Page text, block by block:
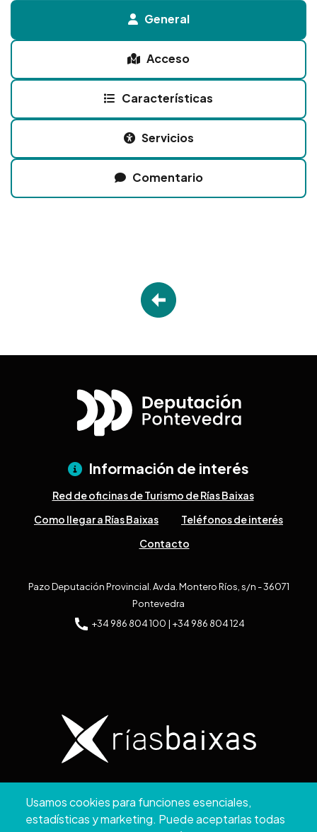
General
Acceso
Características
Servicios
Comentario
Usamos cookies para funciones esenciales,
estadísticas y marketing. Puede aceptarlas todas
Información de interés
Red de oficinas de Turismo de Rías Baixas
Como llegar a Rías Baixas
Teléfonos de interés
Contacto
Pazo Deputación Provincial. Avda. Montero Ríos, s/n - 36071
Pontevedra
+34 986 804 100 | +34 986 804 124
Copyright © 2026. Diputación de Pontevedra.
Reservados todos los derechos